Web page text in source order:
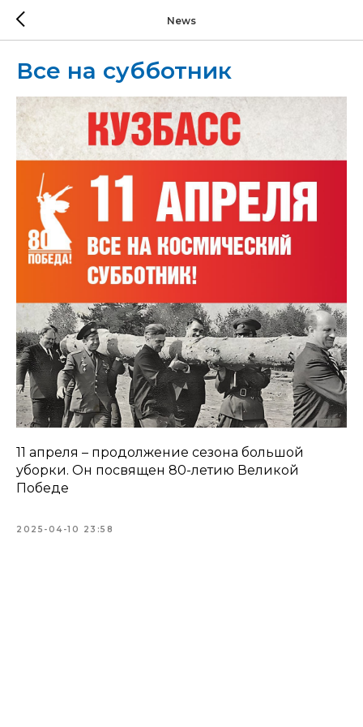
News
Все на субботник
11 апреля – продолжение сезона большой
уборки. Он посвящен 80-летию Великой
Победе
2025-04-10 23:58